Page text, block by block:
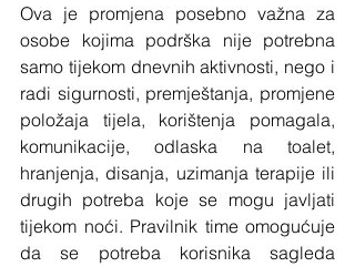
Ova je promjena posebno važna za
osobe kojima podrška nije potrebna
samo tijekom dnevnih aktivnosti, nego i
radi sigurnosti, premještanja, promjene
položaja tijela, korištenja pomagala,
komunikacije, odlaska na toalet,
hranjenja, disanja, uzimanja terapije ili
drugih potreba koje se mogu javljati
tijekom noći. Pravilnik time omogućuje
da se potreba korisnika sagleda